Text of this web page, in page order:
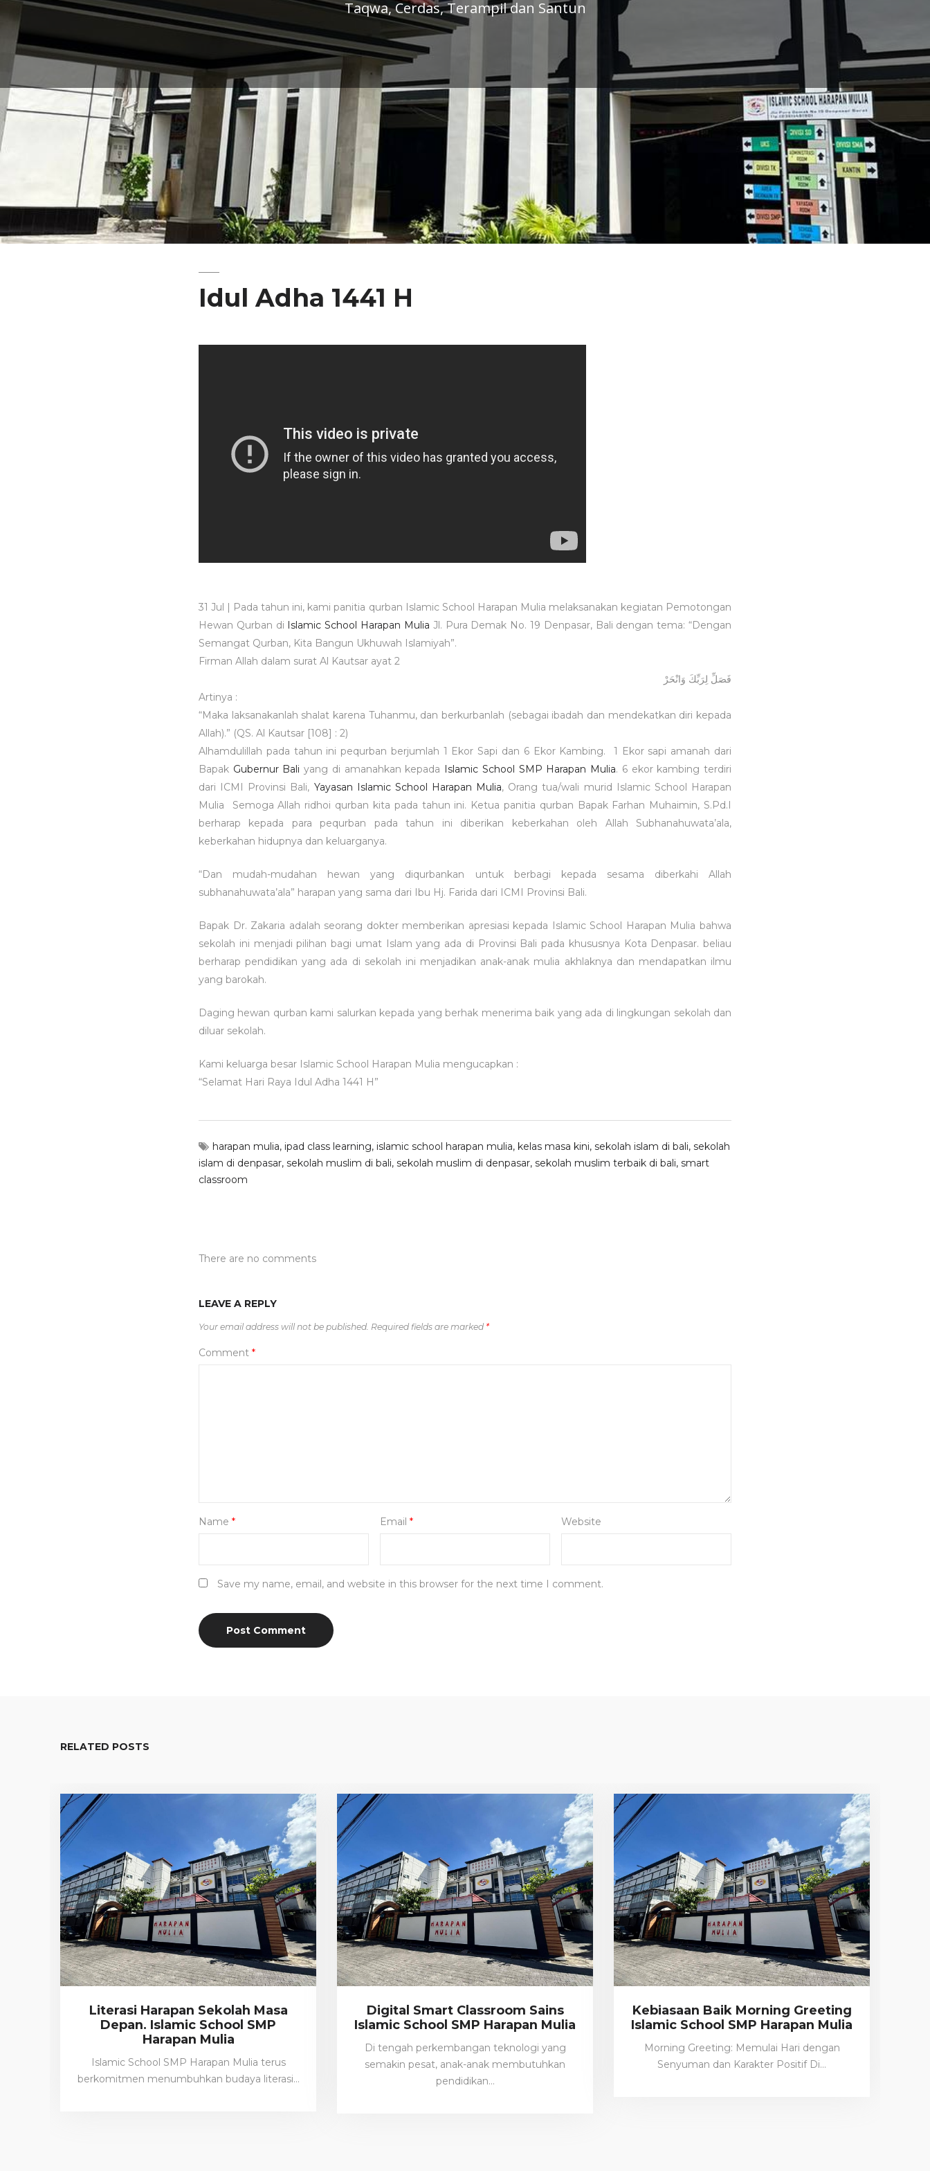
Idul Adha 1441 H
31 Jul | Pada tahun ini, kami panitia qurban Islamic School Harapan Mulia melaksanakan kegiatan Pemotongan
Hewan Qurban di Islamic School Harapan Mulia Jl. Pura Demak No. 19 Denpasar, Bali dengan tema: “Dengan
Semangat Qurban, Kita Bangun Ukhuwah Islamiyah”.
Firman Allah dalam surat Al Kautsar ayat 2
فَصَلِّ لِرَبِّكَ وَانْحَرْ
Artinya :
“Maka laksanakanlah shalat karena Tuhanmu, dan berkurbanlah (sebagai ibadah dan mendekatkan diri kepada
Allah).” (QS. Al Kautsar [108] : 2)
Alhamdulillah pada tahun ini pequrban berjumlah 1 Ekor Sapi dan 6 Ekor Kambing. 1 Ekor sapi amanah dari
Bapak Gubernur Bali yang di amanahkan kepada Islamic School SMP Harapan Mulia. 6 ekor kambing terdiri
dari ICMI Provinsi Bali, Yayasan Islamic School Harapan Mulia, Orang tua/wali murid Islamic School Harapan
Mulia Semoga Allah ridhoi qurban kita pada tahun ini. Ketua panitia qurban Bapak Farhan Muhaimin, S.Pd.I
berharap kepada para pequrban pada tahun ini diberikan keberkahan oleh Allah Subhanahuwata’ala,
keberkahan hidupnya dan keluarganya.
“Dan mudah-mudahan hewan yang diqurbankan untuk berbagi kepada sesama diberkahi Allah
subhanahuwata’ala” harapan yang sama dari Ibu Hj. Farida dari ICMI Provinsi Bali.
Bapak Dr. Zakaria adalah seorang dokter memberikan apresiasi kepada Islamic School Harapan Mulia bahwa
sekolah ini menjadi pilihan bagi umat Islam yang ada di Provinsi Bali pada khususnya Kota Denpasar. beliau
berharap pendidikan yang ada di sekolah ini menjadikan anak-anak mulia akhlaknya dan mendapatkan ilmu
yang barokah.
Daging hewan qurban kami salurkan kepada yang berhak menerima baik yang ada di lingkungan sekolah dan
diluar sekolah.
Kami keluarga besar Islamic School Harapan Mulia mengucapkan :
“Selamat Hari Raya Idul Adha 1441 H”
harapan mulia, ipad class learning, islamic school harapan mulia, kelas masa kini, sekolah islam di bali, sekolah
islam di denpasar, sekolah muslim di bali, sekolah muslim di denpasar, sekolah muslim terbaik di bali, smart
classroom
There are no comments
LEAVE A REPLY
Your email address will not be published. Required fields are marked *
Comment *
Name * Email * Website
Save my name, email, and website in this browser for the next time I comment.
RELATED POSTS
Literasi Harapan Sekolah Masa
Depan. Islamic School SMP
Harapan Mulia
Islamic School SMP Harapan Mulia terus
berkomitmen menumbuhkan budaya literasi…
Digital Smart Classroom Sains
Islamic School SMP Harapan Mulia
Di tengah perkembangan teknologi yang
semakin pesat, anak-anak membutuhkan
pendidikan…
Kebiasaan Baik Morning Greeting
Islamic School SMP Harapan Mulia
Morning Greeting: Memulai Hari dengan
Senyuman dan Karakter Positif Di…